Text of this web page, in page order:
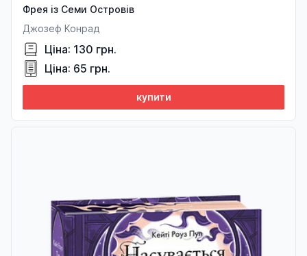
Фрея із Семи Островів
Джозеф Конрад
Ціна: 130 грн.
Ціна: 65 грн.
купити